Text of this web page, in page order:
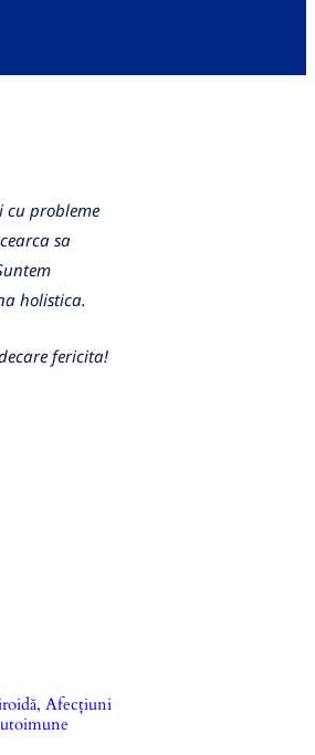
probleme
sa
holistica.
fericita!
Afecțiuni